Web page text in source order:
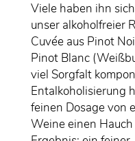
Viele haben ihn
unser alkoholfreier
Cuvée aus Pinot
Pinot Blanc
viel Sorgfalt
Entalkoholisierung
feinen Dosage von
Weine einen